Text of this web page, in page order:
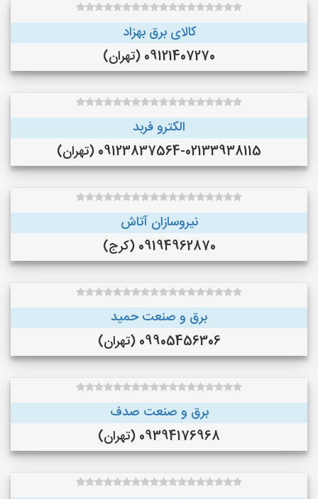
کالای برق بهزاد
09121407270 (تهران)
الکترو فربد
09123837564-02133938115 (تهران)
نیروسازان آتاش
09194962870 (کرج)
برق و صنعت حمید
09905456306 (تهران)
برق و صنعت صدف
09394176968 (تهران)